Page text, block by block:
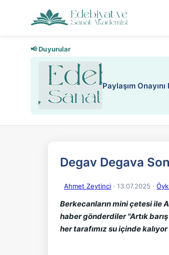
📢 Duyurular
Paylaşım Onayını
Degav Degava
Ahmet Zeytinci · 13.07.2025 ·
Berkecanların mini çetesi ile
haber gönderdiler ''Artık
her tarafımız su içinde